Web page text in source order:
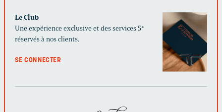
Le Club
Une expérience exclusive et des services 5*
réservés à nos clients.
SE CONNECTER